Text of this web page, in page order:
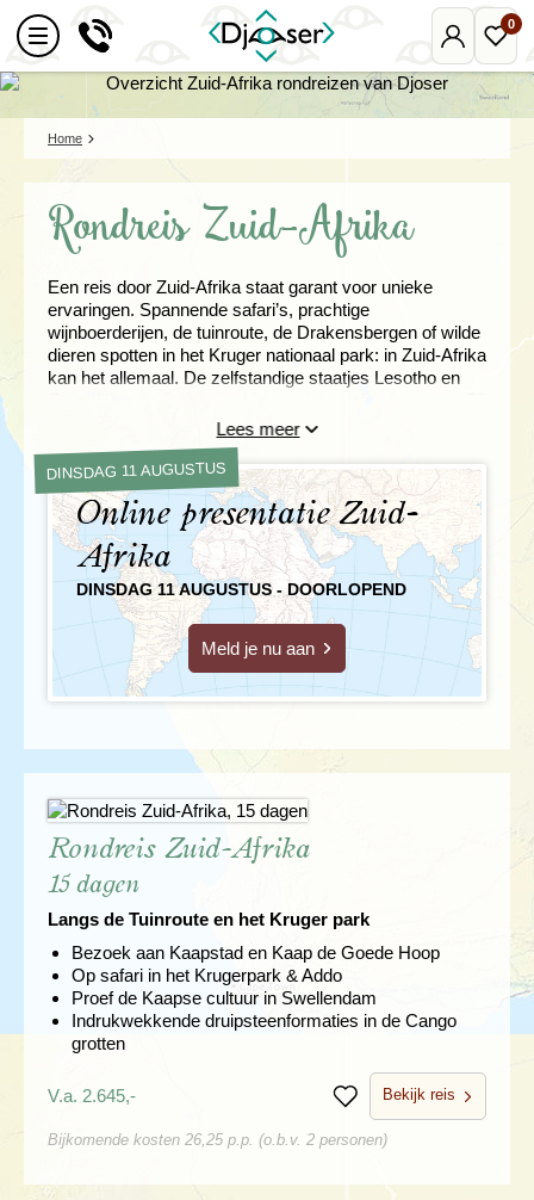
Mijn
Djoser
0
Home
Rondreis Zuid-Afrika
Een reis door Zuid-Afrika staat garant voor unieke
ervaringen. Spannende safari’s, prachtige
wijnboerderijen, de tuinroute, de Drakensbergen of wilde
dieren spotten in het Kruger nationaal park: in Zuid-Afrika
kan het allemaal. De zelfstandige staatjes Lesotho en
Djoser kies je zelf je ideale groepsrondreis in Zuid-
Afrika. Ook kun je kiezen uit combinaties met diverse
andere landen zoals Botswana en Namibië.
Lees meer
DINSDAG 11 AUGUSTUS
Online presentatie Zuid-
Afrika
DINSDAG 11 AUGUSTUS - DOORLOPEND
Meld je nu aan
Rondreis Zuid-Afrika
15 dagen
Langs de Tuinroute en het Kruger park
Bezoek aan Kaapstad en Kaap de Goede Hoop
Op safari in het Krugerpark & Addo
Proef de Kaapse cultuur in Swellendam
Indrukwekkende druipsteenformaties in de Cango
grotten
V.a. 2.645,- BewarenBekijk reis
Bijkomende kosten 26,25 p.p. (o.b.v. 2 personen)